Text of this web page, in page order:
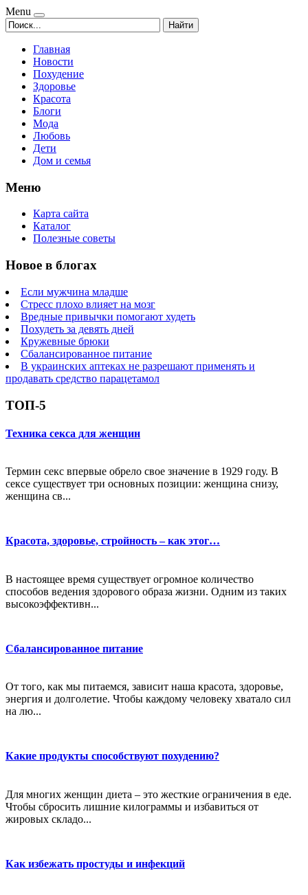
Menu
Найти
Главная
Новости
Похудение
Здоровье
Красота
Блоги
Мода
Любовь
Дети
Дом и семья
Меню
Карта сайта
Каталог
Полезные советы
Новое в блогах
Если мужчина младше
Стресс плохо влияет на мозг
Вредные привычки помогают худеть
Похудеть за девять дней
Кружевные брюки
Сбалансированное питание
В украинских аптеках не разрешают применять и
продавать средство парацетамол
ТОП-5
Техника секса для женщин
Термин секс впервые обрело свое значение в 1929 году. В
сексе существует три основных позиции: женщина снизу,
женщина св...
Красота, здоровье, стройность – как этог…
В настоящее время существует огромное количество
способов ведения здорового образа жизни. Одним из таких
высокоэффективн...
Сбалансированное питание
От того, как мы питаемся, зависит наша красота, здоровье,
энергия и долголетие. Чтобы каждому человеку хватало сил
на лю...
Какие продукты способствуют похудению?
Для многих женщин диета – это жесткие ограничения в еде.
Чтобы сбросить лишние килограммы и избавиться от
жировых складо...
Как избежать простуды и инфекций